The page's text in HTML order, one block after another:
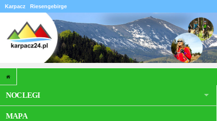
Karpacz Riesengebirge
NOCLEGI
MAPA